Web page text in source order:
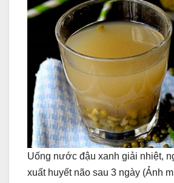
Uống nước đậu xanh giải nhiệt,
xuất huyết não sau 3 ngày (Ảnh